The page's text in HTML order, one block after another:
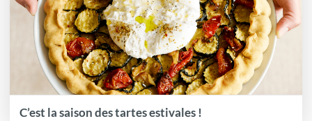
C’est la saison des tartes estivales !